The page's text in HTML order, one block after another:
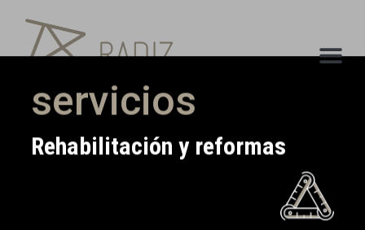
servicios
Rehabilitación y reformas